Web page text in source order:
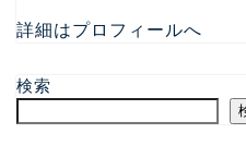
詳細はプロフィールへ
検索